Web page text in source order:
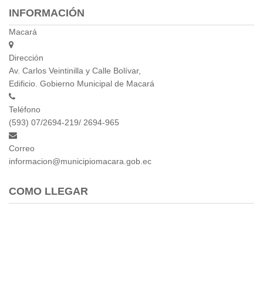
INFORMACIÓN
Macará
Dirección
Av. Carlos Veintinilla y Calle Bolívar,
Edificio. Gobierno Municipal de Macará
Teléfono
(593) 07/2694-219/ 2694-965
Correo
informacion@municipiomacara.gob.ec
COMO LLEGAR